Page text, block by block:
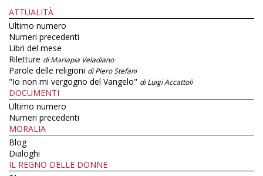
ATTUALITÀ
Ultimo numero
Numeri precedenti
Libri del mese
Riletture di Mariapia Veladiano
Parole delle religioni di Piero Stefani
"Io non mi vergogno del Vangelo" di Luigi Accattoli
DOCUMENTI
Ultimo numero
Numeri precedenti
MORALIA
Blog
Dialoghi
IL REGNO DELLE DONNE